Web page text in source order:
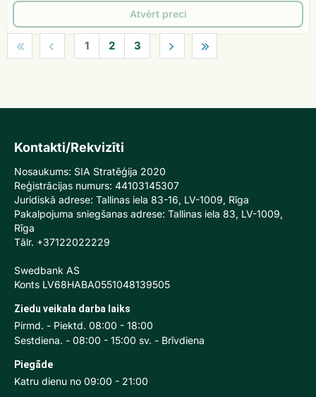
Atvērt preci
First « 1 2 3 » Last
Kontakti/Rekvizīti
Nosaukums: SIA Stratēģija 2020
Reģistrācijas numurs: 44103145307
Juridiskā adrese: Tallinas iela 83-16, LV-1009, Rīga
Pakalpojuma sniegšanas adrese: Tallinas iela 83, LV-1009,
Rīga
Tālr. +37122022229
Swedbank AS
Konts LV68HABA0551048139505
Ziedu veikala darba laiks
Pirmd. - Piektd. 08:00 - 18:00
Sestdiena. - 08:00 - 15:00 sv. - Brīvdiena
Piegāde
Katru dienu no 09:00 - 21:00